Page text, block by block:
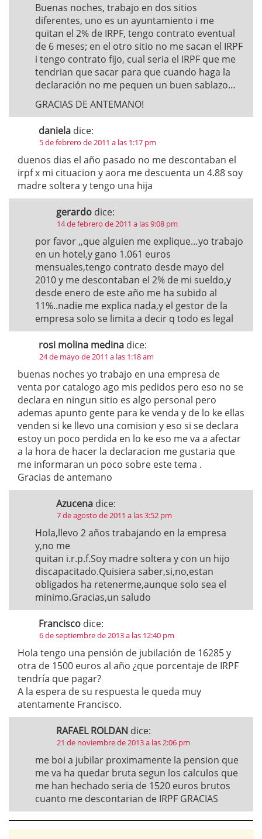
Buenas noches, trabajo en dos sitios
diferentes, uno es un ayuntamiento i me
quitan el 2% de IRPF, tengo contrato eventual
de 6 meses; en el otro sitio no me sacan el IRPF
i tengo contrato fijo, cual seria el IRPF que me
tendrian que sacar para que cuando haga la
declaración no me pequen un buen sablazo…
GRACIAS DE ANTEMANO!
daniela dice:
5 de febrero de 2011 a las 1:17 pm
duenos dias el año pasado no me descontaban el
irpf x mi cituacion y aora me descuenta un 4.88 soy
madre soltera y tengo una hija
gerardo dice:
14 de febrero de 2011 a las 9:08 pm
por favor ,,que alguien me explique…yo trabajo
en un hotel,y gano 1.061 euros
mensuales,tengo contrato desde mayo del
2010 y me descontaban el 2% de mi sueldo,y
desde enero de este año me ha subido al
11%..nadie me explica nada,y el gestor de la
empresa solo se limita a decir q todo es legal
rosi molina medina dice:
24 de mayo de 2011 a las 1:18 am
buenas noches yo trabajo en una empresa de
venta por catalogo ago mis pedidos pero eso no se
declara en ningun sitio es algo personal pero
ademas apunto gente para ke venda y de lo ke ellas
venden si ke llevo una comision y eso si se declara
estoy un poco perdida en lo ke eso me va a afectar
a la hora de hacer la declaracion me gustaria que
me informaran un poco sobre este tema .
Gracias de antemano
Azucena dice:
7 de agosto de 2011 a las 3:52 pm
Hola,llevo 2 años trabajando en la empresa
y,no me
quitan i.r.p.f.Soy madre soltera y con un hijo
discapacitado.Quisiera saber,si,no,estan
obligados ha retenerme,aunque solo sea el
minimo.Gracias,un saludo
Francisco dice:
6 de septiembre de 2013 a las 12:40 pm
Hola tengo una pensión de jubilación de 16285 y
otra de 1500 euros al año ¿que porcentaje de IRPF
tendría que pagar?
A la espera de su respuesta le queda muy
atentamente Francisco.
RAFAEL ROLDAN dice:
21 de noviembre de 2013 a las 2:06 pm
me boi a jubilar proximamente la pension que
me va ha quedar bruta segun los calculos que
me han hechado seria de 1520 euros brutos
cuanto me descontarian de IRPF GRACIAS